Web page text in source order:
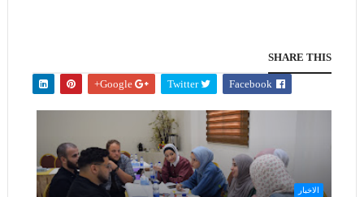
SHARE THIS
Twitter
Google+
الاخبار